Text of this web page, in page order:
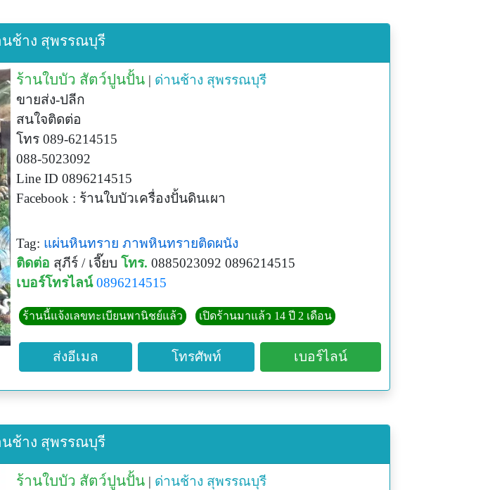
นช้าง สุพรรณบุรี
ร้านใบบัว สัตว์ปูนปั้น | ด่านช้าง สุพรรณบุรี
ขายส่ง-ปลีก
สนใจติดต่อ
โทร 089-6214515
088-5023092
Line ID 0896214515
Facebook : ร้านใบบัวเครื่องปั้นดินเผา
Tag: แผ่นหินทราย ภาพหินทรายติดผนัง
ติดต่อ สุภีร์ / เจี๊ยบ โทร. 0885023092 0896214515
เบอร์โทรไลน์ 0896214515
ร้านนี้แจ้งเลขทะเบียนพานิชย์แล้ว เปิดร้านมาแล้ว 14 ปี 2 เดือน
ส่งอีเมล โทรศัพท์ เบอร์ไลน์
นช้าง สุพรรณบุรี
ร้านใบบัว สัตว์ปูนปั้น | ด่านช้าง สุพรรณบุรี